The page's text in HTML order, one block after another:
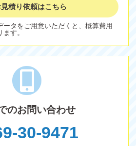
見積り依頼はこちら
ータをご用意いただくと、概算費用
す。
のお問い合わせ
30-9471